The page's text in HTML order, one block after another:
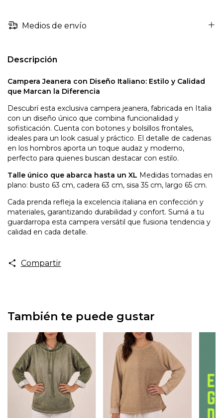
Medios de envío
Descripción
Campera Jeanera con Diseño Italiano: Estilo y Calidad
que Marcan la Diferencia
Descubrí esta exclusiva campera jeanera, fabricada en Italia
con un diseño único que combina funcionalidad y
sofisticación. Cuenta con botones y bolsillos frontales,
ideales para un look casual y práctico. El detalle de cadenas
en los hombros aporta un toque audaz y moderno,
perfecto para quienes buscan destacar con estilo.
Talle único que abarca hasta un XL Medidas tomadas en
plano: busto 63 cm, cadera 63 cm, sisa 35 cm, largo 65 cm.
Cada prenda refleja la excelencia italiana en confección y
materiales, garantizando durabilidad y confort. Sumá a tu
guardarropa esta campera versátil que fusiona tendencia y
calidad en cada detalle.
Compartir
También te puede gustar